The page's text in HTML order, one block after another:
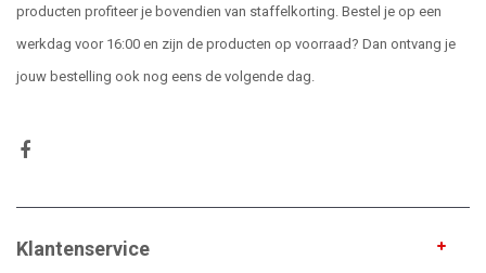
producten profiteer je bovendien van staffelkorting. Bestel je op een
werkdag voor 16:00 en zijn de producten op voorraad? Dan ontvang je
jouw bestelling ook nog eens de volgende dag.
Klantenservice